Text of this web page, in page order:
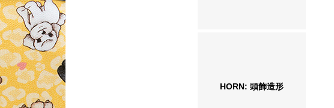
HORN: 頭飾造形